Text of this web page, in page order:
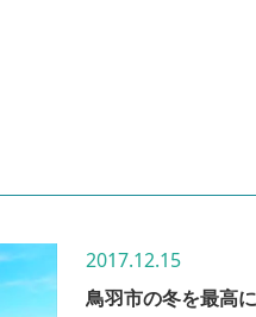
2017.12.15
鳥羽市の冬を最高